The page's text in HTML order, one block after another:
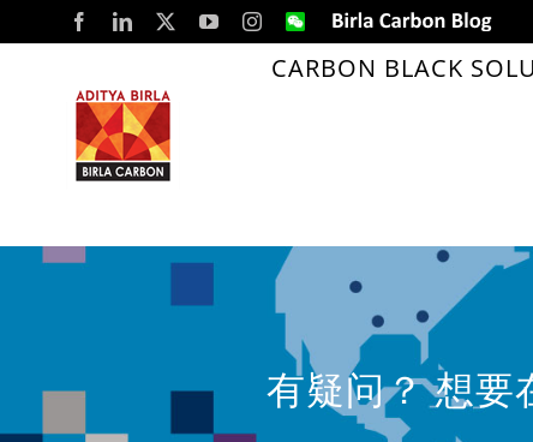
to
content
FacebookLinkedIn YouTubeInstagram
WeChatBirla
Carbon
Blog
CARBON BLACK
有疑问？ 想要